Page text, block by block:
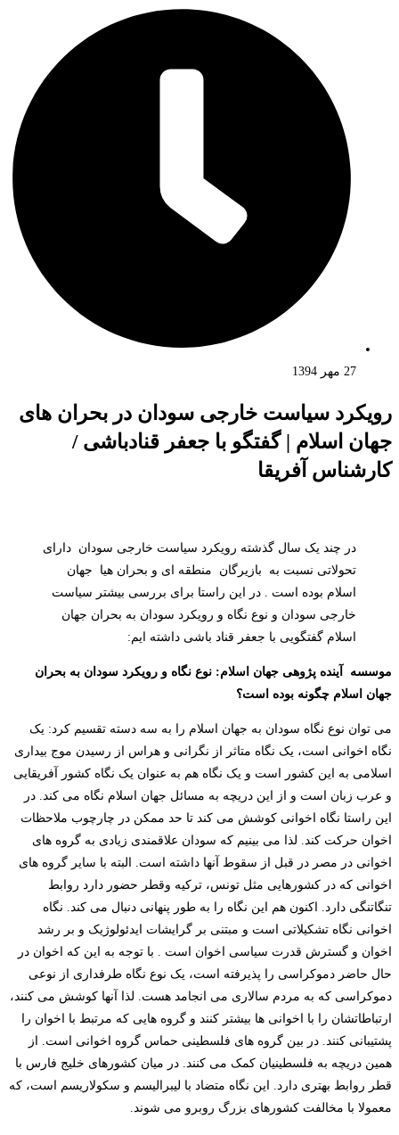
27 مهر 1394
رویکرد سیاست خارجی سودان در بحران های
جهان اسلام | گفتگو با جعفر قنادباشی /
کارشناس آفریقا
در چند یک سال گذشته رویکرد سیاست خارجی سودان دارای
تحولاتی نسبت به بازیرگان منطقه ای و بحران هیا جهان
اسلام بوده است . در این راستا برای بررسی بیشتر سیاست
خارجی سودان و نوع نگاه و رویکرد سودان به بحران جهان
اسلام گفتگویی با جعفر قناد باشی داشته ایم:
موسسه آینده پژوهی جهان اسلام: نوع نگاه و رویکرد سودان به بحران
جهان اسلام چگونه بوده است؟
می توان نوع نگاه سودان به جهان اسلام را به سه دسته تقسیم کرد: یک
نگاه اخوانی است، یک نگاه متاثر از نگرانی و هراس از رسیدن موج بیداری
اسلامی به این کشور است و یک نگاه هم به عنوان یک نگاه کشور آفریقایی
و عرب زبان است و از این دریچه به مسائل جهان اسلام نگاه می کند. در
این راستا نگاه اخوانی کوشش می کند تا حد ممکن در چارچوب ملاحظات
اخوان حرکت کند. لذا می بینیم که سودان علاقمندی زیادی به گروه های
اخوانی در مصر در قبل از سقوط آنها داشته است. البته با سایر گروه های
اخوانی که در کشورهایی مثل تونس، ترکیه وقطر حضور دارد روابط
تنگاتنگی دارد. اکنون هم این نگاه را به طور پنهانی دنبال می کند. نگاه
اخوانی نگاه تشکیلاتی است و مبتنی بر گرایشات ایدئولوژیک و بر رشد
اخوان و گسترش قدرت سیاسی اخوان است . با توجه به این که اخوان در
حال حاضر دموکراسی را پذیرفته است، یک نوع نگاه طرفداری از نوعی
دموکراسی که به مردم سالاری می انجامد هست. لذا آنها کوشش می کنند،
ارتباطاتشان را با اخوانی ها بیشتر کنند و گروه هایی که مرتبط با اخوان را
پشتیبانی کنند. در بین گروه های فلسطینی حماس گروه اخوانی است. از
همین دریچه به فلسطینیان کمک می کنند. در میان کشورهای خلیج فارس با
قطر روابط بهتری دارد. این نگاه متضاد با لیبرالیسم و سکولاریسم است، که
معمولا با مخالفت کشورهای بزرگ روبرو می شوند.